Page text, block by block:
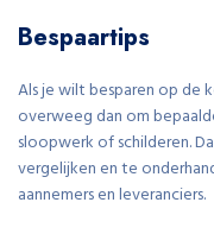
Bespaartips
Als je wilt besparen op de
overweeg dan om
sloopwerk of schilderen.
vergelijken en te
aannemers en leveranciers.